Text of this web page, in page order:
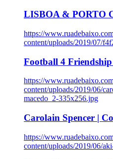
LISBOA & PORTO
https://
content/uploads/2019/07/
Football 4 Friendship
https://
content/uploads/2019/06/
macedo_2-335x256.jpg
Carolain Spencer |
https://
content/uploads/2019/06/